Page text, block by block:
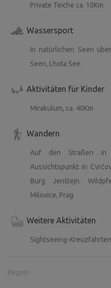
Private Teiche ca. 10Km
Wassersport
In natürlichen Seen
Seen, Lhota See.
Aktivitäten für Kinder
Mirakulum, ca. 40Km
Wandern
Auf den Straßen in
Aussichtspunkt in
Burg Jenštejn.
Milovice, Prag
Weitere Aktivitäten
Sightseeing-
Regeln